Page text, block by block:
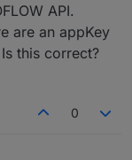
API.
are an appKey
this correct?
0